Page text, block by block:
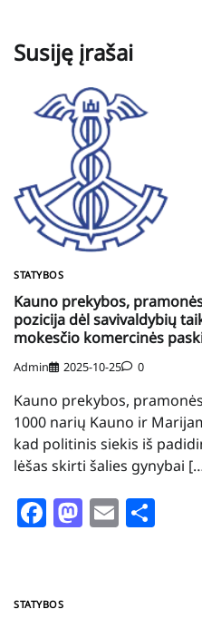
Susiję įrašai
STATYBOS
Kauno prekybos,
pozicija dėl savivaldybių
mokesčio komercinės
Admin 2025-10-25 0
Kauno prekybos,
1000 narių Kauno ir
kad politinis siekis iš
lėšas skirti šalies gynybai
Facebook
Mastodon
Email
STATYBOS